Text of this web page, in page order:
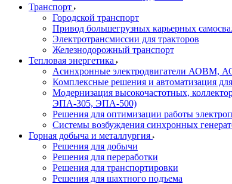
Транспорт
Городской транспорт
Привод большегрузных карьерных
Электротрансмиссии для тракторов
Железнодорожный транспорт
Тепловая энергетика
Асинхронные электродвигатели АОВМ,
Комплексные решения и автоматизация
Модернизация высокочастотных,
ЭПА-305, ЭПА-500)
Решения для оптимизации работы
Системы возбуждения синхронных
Горная добыча и металлургия
Решения для добычи
Решения для переработки
Решения для транспортировки
Решения для шахтного подъема